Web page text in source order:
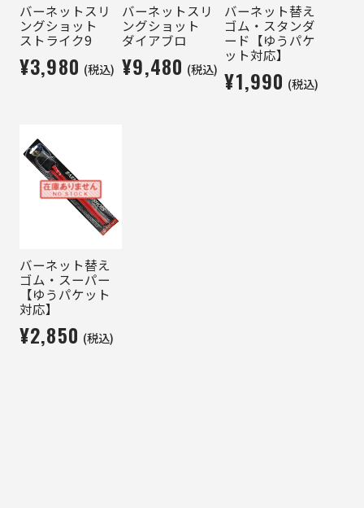
バーネットスリ
ングショット
ストライク9
¥3,980 (税込)
バーネットスリ
ングショット
ダイアブロ
¥9,480 (税込)
バーネット替え
ゴム・スタンダ
ード【ゆうパケ
ット対応】
¥1,990 (税込)
バーネット替え
ゴム・スーパー
【ゆうパケット
対応】
¥2,850 (税込)